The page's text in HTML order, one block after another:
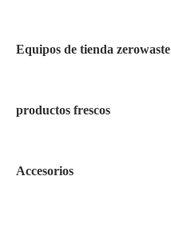
Equipos de tienda zerowaste
productos frescos
Accesorios